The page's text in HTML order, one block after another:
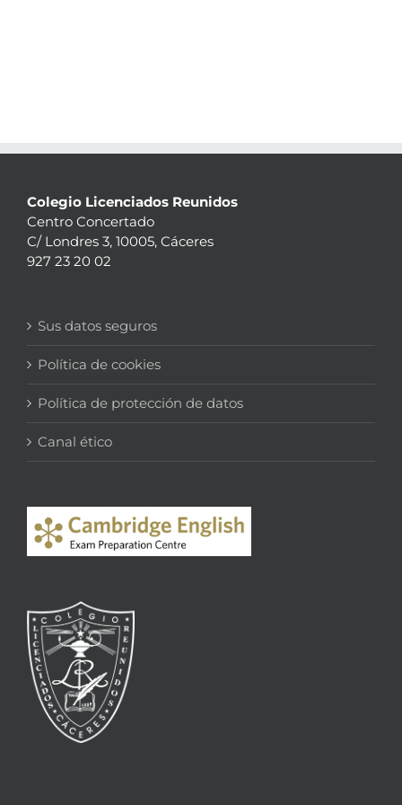
Colegio Licenciados Reunidos
Centro Concertado
C/ Londres 3, 10005, Cáceres
927 23 20 02
Sus datos seguros
Política de cookies
Política de protección de datos
Canal ético